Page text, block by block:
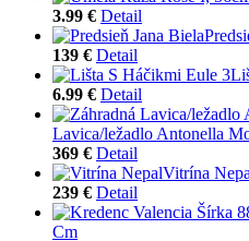
3.99 € Detail
139 € Detail
6.99 € Detail
Lavica/ležadlo Antonella
369 € Detail
Vitrína
239 € Detail
Cm